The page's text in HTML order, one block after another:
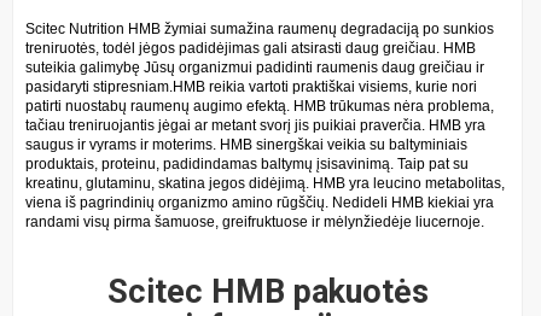
Scitec Nutrition HMB žymiai sumažina raumenų degradaciją po sunkios
treniruotės, todėl jėgos padidėjimas gali atsirasti daug greičiau. HMB
suteikia galimybę Jūsų organizmui padidinti raumenis daug greičiau ir
pasidaryti stipresniam.HMB reikia vartoti praktiškai visiems, kurie nori
patirti nuostabų raumenų augimo efektą. HMB trūkumas nėra problema,
tačiau treniruojantis jėgai ar metant svorį jis puikiai praverčia. HMB yra
saugus ir vyrams ir moterims. HMB sinergškai veikia su baltyminiais
produktais, proteinu, padidindamas baltymų įsisavinimą. Taip pat su
kreatinu, glutaminu, skatina jegos didėjimą. HMB yra leucino metabolitas,
viena iš pagrindinių organizmo amino rūgščių. Nedideli HMB kiekiai yra
randami visų pirma šamuose, greifruktuose ir mėlynžiedėje liucernoje.
Scitec HMB pakuotės